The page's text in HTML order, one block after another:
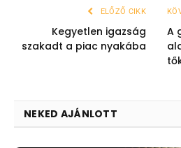
ELŐZŐ CIKK
Kegyetlen igazság
szakadt a piac nyakába
A
NEKED AJÁNLOTT